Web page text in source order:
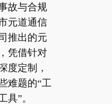
故与合规
元道通信
推出的元
凭借针对
度定制，
难题的“工
具”。